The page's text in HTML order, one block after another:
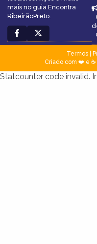
mais no guia Encontra
RibeirãoPreto.
Termos|
Criado com ❤️ e
Statcounter code invalid.